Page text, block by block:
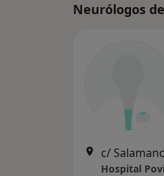
Neurólogos
c/
Hospital